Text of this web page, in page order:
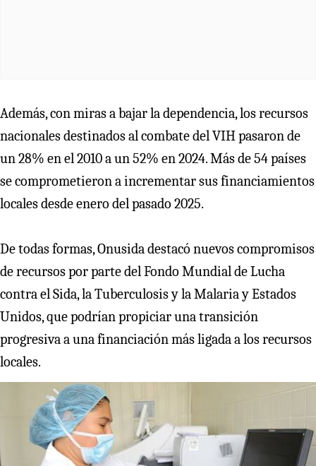
Además, con miras a bajar la dependencia, los recursos
nacionales destinados al combate del VIH pasaron de
un 28% en el 2010 a un 52% en 2024. Más de 54 países
se comprometieron a incrementar sus financiamientos
locales desde enero del pasado 2025.
De todas formas, Onusida destacó nuevos compromisos
de recursos por parte del Fondo Mundial de Lucha
contra el Sida, la Tuberculosis y la Malaria y Estados
Unidos, que podrían propiciar una transición
progresiva a una financiación más ligada a los recursos
locales.